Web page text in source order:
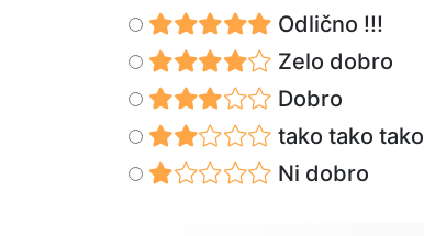
Odlično !!!
Zelo dobro
Dobro
tako tako tako
Ni dobro